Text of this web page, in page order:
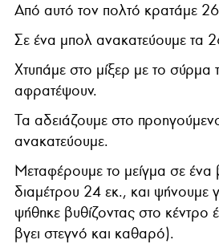
Από αυτό τον πολτό κρατάμε
Σε ένα μπολ ανακατεύουμε τα
Χτυπάμε στο μίξερ με το
αφρατέψουν.
Τα αδειάζουμε στο
ανακατεύουμε.
Μεταφέρουμε το μείγμα σε
διαμέτρου 24 εκ., και ψήνουμε
ψήθηκε βυθίζοντας στο κέντρο
βγει στεγνό και καθαρό).